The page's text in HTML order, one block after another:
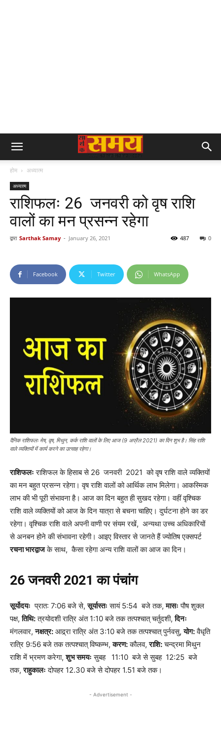
होम अध्यात्म
अध्यात्म
राशिफलः 26 जनवरी को वृष राशि
वालों का मन प्रसन्न रहेगा
द्वारा Sarthak Samay - January 26, 2021 0
487
Facebook Twitter WhatsApp
दैनिक राशिफलः मेष, वृष, मिथुन, कर्क राशि वालों के लिए आज (9 अप्रैल 2021) का दिन शुभ है। सिंह राशि
वाले व्यक्तियों में कार्य करने का उत्साह रहेगा।
राशिफलः राशिफल के हिसाब से 26 जनवरी 2021 को वृष राशि वाले व्यक्तियों
का मन बहुत प्रसन्न रहेगा। वृष राशि वालों को आर्थिक लाभ मिलेगा। आकस्मिक
लाभ की भी पूरी संभावना है। आज का दिन बहुत ही सुखद रहेगा। वहीं वृश्चिक
राशि वाले व्यक्तियों को आज के दिन यात्रा से बचना चाहिए। दुर्घटना होने का डर
रहेगा। वृश्चिक राशि वाले अपनी वाणी पर संयम रखें, अन्यथा उच्च अधिकारियों
से अनबन होने की संभावना रहेगी। आइए विस्तार से जानते हैं ज्योतिष एक्सपर्ट
रचना भारद्वाजके साथ, कैसा रहेगा अन्य राशि वालों का आज का दिन।
26जनवरी2021कापंचांग
सूर्योदयः प्रात: 7:06 बजे से,सूर्यास्तः सायं 5:54 बजे तक,मासः पौष शुक्ल
पक्ष,तिथि:त्रयोदशी रात्रि अंत 1:10 बजे तक तत्पश्चात् चर्तुदशी,दिनः
मंगलवार,नक्षत्र: आद्र्रा रात्रि अंत 3:10 बजे तक तत्पश्चात् पुर्नवसु,योग:वैधृति
रात्रि 9:56 बजे तक तत्पश्चात् विष्कम्भ,करण:कौलव,राशि:चन्द्रमा मिथुन
राशि में भ्रमण करेगा,शुभ समयः सुबह 11:10 बजे से सुबह 12:25 बजे
तक,राहुकालः दोपहर 12.30 बजे से दोपहर 1.51 बजे तक।
- Advertisement -